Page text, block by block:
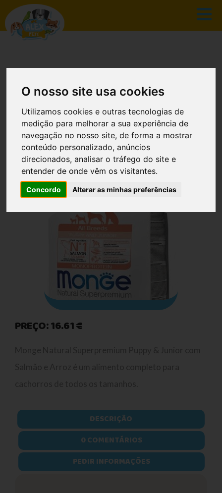
O nosso site usa cookies
Utilizamos cookies e outras tecnologias de
medição para melhorar a sua experiência de
navegação no nosso site, de forma a mostrar
conteúdo personalizado, anúncios
direcionados, analisar o tráfego do site e
entender de onde vêm os visitantes.
Concordo Alterar as minhas preferências
CATÁLOGO
INÍCIO CATÁLOGO
MONGE PUPPY & JUNIOR ALL BREEDS
SALMAO & RICE 2.50 KG
PREÇO: 16.61 €
DESCRIÇÃO
0 COMENTÁRIOS
PEDIR INFORMAÇÕES